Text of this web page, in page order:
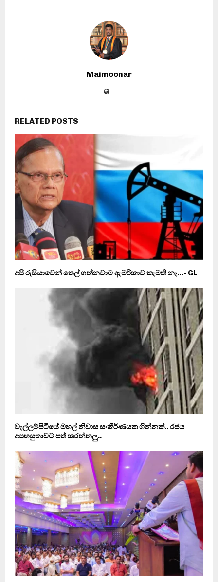
Maimoonar
RELATED POSTS
අපි රුසියාවෙන් තෙල් ගන්නවාට ඇමරිකාව කැමති නෑ…- GL
වැල්ලම්පිටියේ මහල් නිවාස සංකීර්ණයක ගින්නක්.. රජය
අපහසුතාවට පත් කරන්නලු..